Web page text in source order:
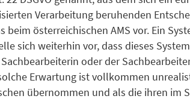
Verarbeitung beruhenden
beim österreichischen AMS vor. Ein
sich weiterhin vor, dass dieses
oder der
Erwartung ist vollkommen
übernommen und als die ihren im